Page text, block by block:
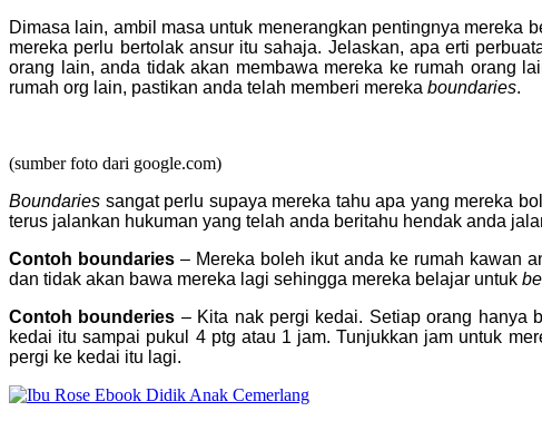
Dimasa lain, ambil masa untuk menerangkan pentingnya mereka
mereka perlu bertolak ansur itu sahaja. Jelaskan, apa erti
orang lain, anda tidak akan membawa mereka ke rumah orang
rumah org lain, pastikan anda telah memberi mereka boundaries.
(sumber foto dari google.com)
Boundaries sangat perlu supaya mereka tahu apa yang mereka
terus jalankan hukuman yang telah anda beritahu hendak anda
Contoh boundaries – Mereka boleh ikut anda ke rumah kawan
dan tidak akan bawa mereka lagi sehingga mereka belajar untuk
Contoh bounderies – Kita nak pergi kedai. Setiap orang hanya
kedai itu sampai pukul 4 ptg atau 1 jam. Tunjukkan jam untuk
pergi ke kedai itu lagi.